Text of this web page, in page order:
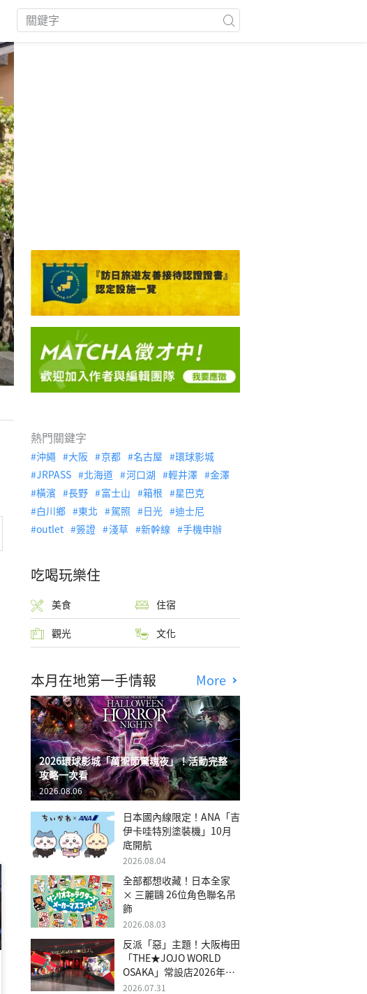
熱門關鍵字
沖繩 大阪 京都 名古屋
環球影城
JRPASS
北海道 河口湖 輕井澤
金澤
橫濱
長野 富士山 箱根
星巴克
白川鄉
東北 駕照 日光
迪士尼
outlet
簽證 淺草 新幹線 手機申辦
吃喝玩樂住
美食 住宿
觀光 文化
本月在地第一手情報 More
2026環球影城「萬聖節驚魂夜」！活動完整
攻略一次看
2026.08.06
日本國內線限定！ANA「吉
伊卡哇特別塗裝機」10月
底開航
2026.08.04
全部都想收藏！日本全家
× 三麗鷗 26位角色聯名吊
飾
2026.08.03
反派「惡」主題！大阪梅田
「THE★JOJO WORLD
OSAKA」常設店2026年冬
季開幕
2026.07.31